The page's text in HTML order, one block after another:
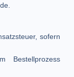
sofern